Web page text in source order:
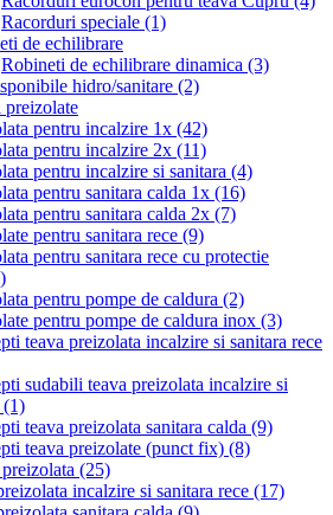
Racorduri speciale (1)
de echilibrare
Robineti de echilibrare dinamica (3)
hidro/sanitare (2)
preizolate
pentru incalzire 1x (42)
pentru incalzire 2x (11)
pentru incalzire si sanitara (4)
pentru sanitara calda 1x (16)
pentru sanitara calda 2x (7)
pentru sanitara rece (9)
pentru sanitara rece cu protectie
pentru pompe de caldura (2)
pentru pompe de caldura inox (3)
teava preizolata incalzire si sanitara rece
sudabili teava preizolata incalzire si
(1)
teava preizolata sanitara calda (9)
teava preizolate (punct fix) (8)
(25)
incalzire si sanitara rece (17)